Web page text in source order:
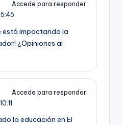
Accede para responder
está impactando la
¿Opiniones al
Accede para responder
10:11
la educación en El